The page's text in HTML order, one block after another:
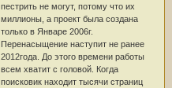
пестрить не могут, потому что их
миллионы, а проект была создана
только в Январе 2006г.
Перенасыщение наступит не ранее
2012года. До этого времени работы
всем хватит с головой. Когда
поисковик находит тысячи страниц